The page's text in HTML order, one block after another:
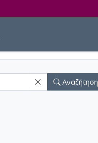
Αναζήτηση